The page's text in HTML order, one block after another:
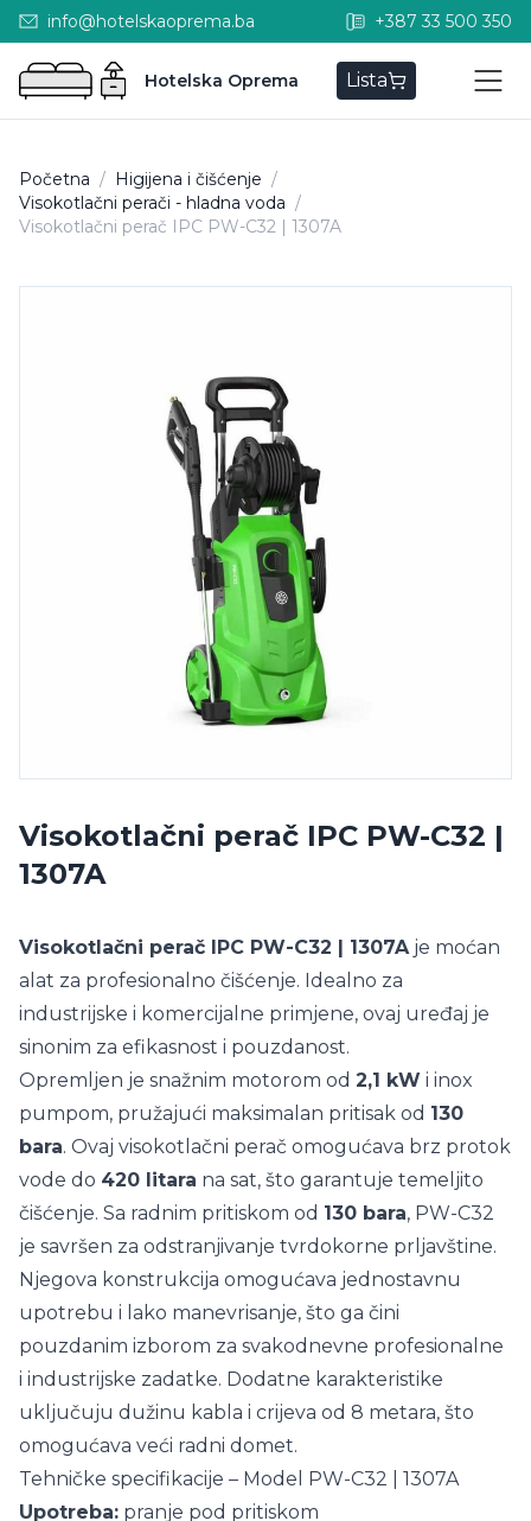
info@hotelskaoprema.ba +387 33 500 350
Hotelska Oprema Lista
Početna / Higijena i čišćenje /
Visokotlačni perači - hladna voda /
Visokotlačni perač IPC PW-C32 | 1307A
Visokotlačni perač IPC PW-C32 |
1307A
Visokotlačni perač IPC PW-C32 | 1307Aje moćan
alat za profesionalno čišćenje. Idealno za
industrijske i komercijalne primjene, ovaj uređaj je
sinonim za efikasnost i pouzdanost.
Opremljen je snažnim motorom od 2,1 kW i inox
pumpom, pružajući maksimalan pritisak od 130
bara. Ovaj visokotlačni perač omogućava brz protok
vode do 420 litara na sat, što garantuje temeljito
čišćenje. Sa radnim pritiskom od 130 bara, PW-C32
je savršen za odstranjivanje tvrdokorne prljavštine.
Njegova konstrukcija omogućava jednostavnu
upotrebu i lako manevrisanje, što ga čini
pouzdanim izborom za svakodnevne profesionalne
i industrijske zadatke. Dodatne karakteristike
uključuju dužinu kabla i crijeva od 8 metara, što
omogućava veći radni domet.
Tehničke specifikacije – Model PW-C32 | 1307A
Upotreba: pranje pod pritiskom